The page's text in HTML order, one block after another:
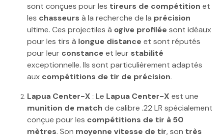
sont conçues pour les tireurs de compétition et
les chasseurs à la recherche de la précision
ultime. Ces projectiles à ogive profilée sont idéaux
pour les tirs à longue distance et sont réputés
pour leur constance et leur stabilité
exceptionnelle. Ils sont particulièrement adaptés
aux compétitions de tir de précision.
Lapua Center-X : Le Lapua Center-X est une
munition de match de calibre .22 LR spécialement
conçue pour les compétitions de tir à 50
mètres. Son moyenne vitesse de tir, son très